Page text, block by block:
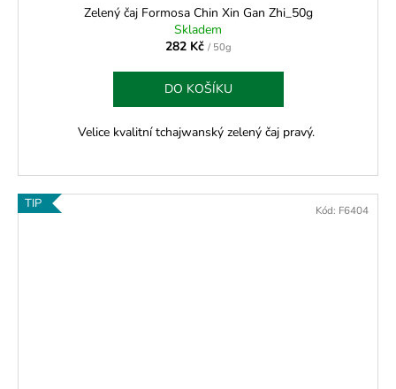
Zelený čaj Formosa Chin Xin Gan Zhi_50g
Skladem
282 Kč / 50g
DO KOŠÍKU
Velice kvalitní tchajwanský zelený čaj pravý.
TIP Kód: F6404